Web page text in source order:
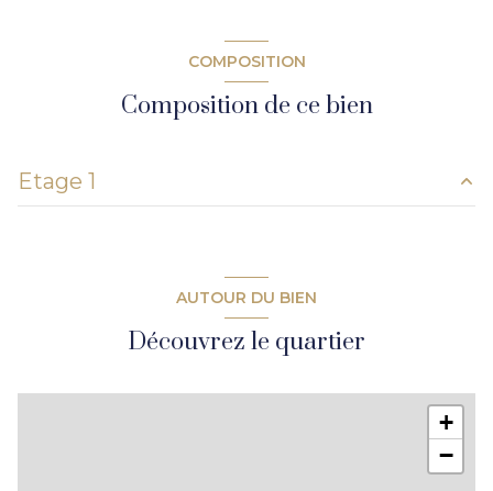
COMPOSITION
Composition de ce bien
Etage 1
AUTOUR DU BIEN
Découvrez le quartier
+
−